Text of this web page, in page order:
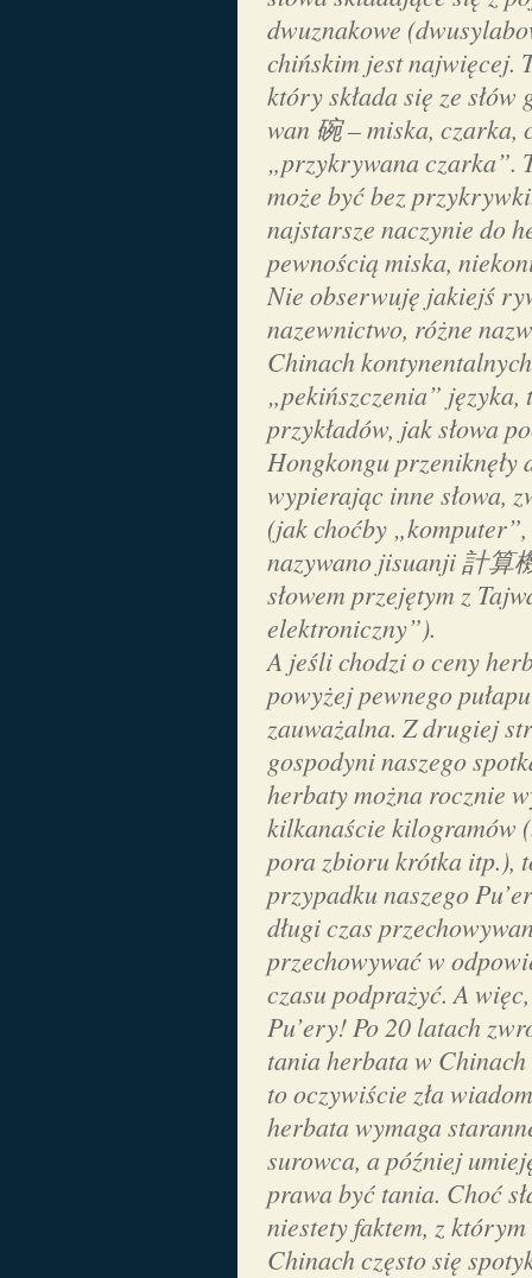
dwuznakowe
chińskim jest najwięcej.
który składa się ze słów
wan 碗 – miska, czarka,
„przykrywana czarka”.
może być bez
najstarsze naczynie do
pewnością miska,
Nie obserwuję jakiejś
nazewnictwo, różne
Chinach
„pekińszczenia”
przykładów, jak słowa
Hongkongu przeniknęły
wypierając inne słowa,
(jak choćby
nazywano jisuanji計算
słowem przejętym z
elektroniczny”).
A jeśli chodzi o ceny
powyżej pewnego
zauważalna. Z drugiej
gospodyni naszego
herbaty można rocznie
kilkanaście kilogramów
pora zbioru krótka itp.),
przypadku naszego
długi czas
przechowywać w
czasu podprażyć. A
Pu’ery! Po 20 latach
tania herbata w
to oczywiście zła
herbata wymaga
surowca, a później
prawa być tania. Choć
niestety faktem, z którym
Chinach często się